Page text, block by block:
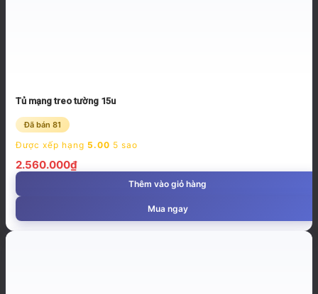
Tủ mạng treo tường 15u
Đã bán 81
Được xếp hạng 5.00 5 sao
2.560.000₫
Thêm vào giỏ hàng
Mua ngay